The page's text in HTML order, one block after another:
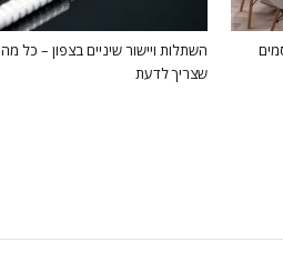
השתלות ויישור שיניים בצפון – כל מה
שצריך לדעת